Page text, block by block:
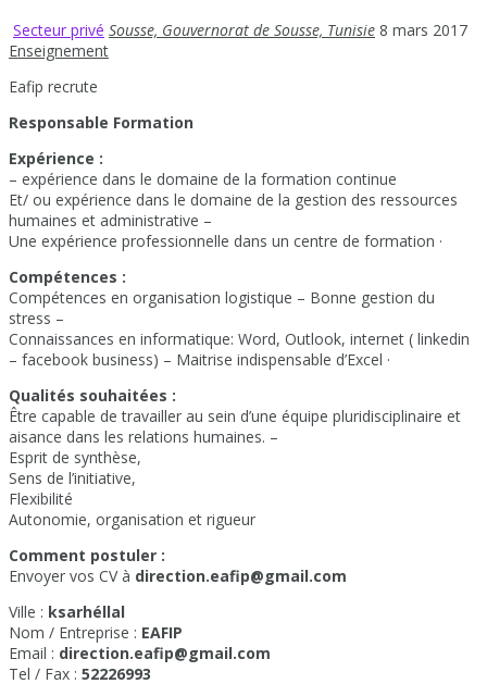
Secteur privé Sousse, Gouvernorat de Sousse, Tunisie 8 mars 2017
Enseignement
Eafip recrute
Responsable Formation
Expérience :
– expérience dans le domaine de la formation continue
Et/ ou expérience dans le domaine de la gestion des ressources
humaines et administrative –
Une expérience professionnelle dans un centre de formation ·
Compétences :
Compétences en organisation logistique – Bonne gestion du
stress –
Connaissances en informatique: Word, Outlook, internet ( linkedin
– facebook business) – Maitrise indispensable d’Excel ·
Qualités souhaitées :
Être capable de travailler au sein d’une équipe pluridisciplinaire et
aisance dans les relations humaines. –
Esprit de synthèse,
Sens de l’initiative,
Flexibilité
Autonomie, organisation et rigueur
Comment postuler :
Envoyer vos CV à direction.eafip@gmail.com
Ville : ksarhéllal
Nom / Entreprise : EAFIP
Email : direction.eafip@gmail.com
Tel / Fax : 52226993